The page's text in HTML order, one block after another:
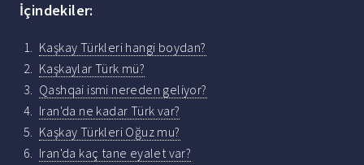
İçindekiler:
Kaşkay Türkleri hangi boydan?
Kaşkaylar Türk mü?
Qashqai ismi nereden geliyor?
Iran'da ne kadar Türk var?
Kaşkay Türkleri Oğuz mu?
Iran'da kaç tane eyalet var?